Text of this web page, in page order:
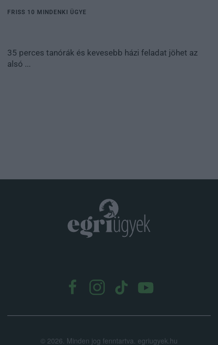
FRISS 10 MINDENKI ÜGYE
35 perces tanórák és kevesebb házi feladat jöhet az
alsó ...
© 2026. Minden jog fenntartva. egriugyek.hu